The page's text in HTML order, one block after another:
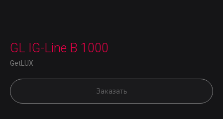
GL IG-Line B 1000
GetLUX
Заказать